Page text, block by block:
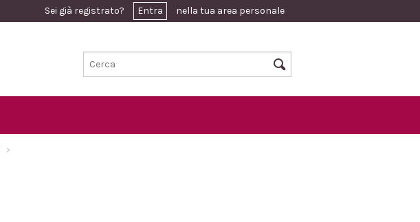
Sei già registrato? Entra nella tua area personale